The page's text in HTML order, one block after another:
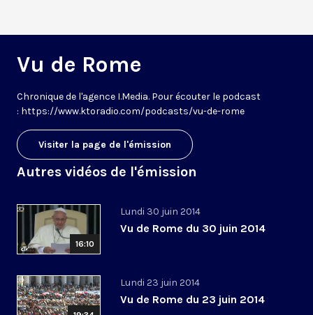
Vu de Rome
Chronique de l'agence I.Media. Pour écouter le podcast
: https://www.ktoradio.com/podcasts/vu-de-rome
Visiter la page de l'émission
Autres vidéos de l'émission
16:10
Lundi 30 juin 2014
Vu de Rome du 30 juin 2014
Lundi 23 juin 2014
Vu de Rome du 23 juin 2014